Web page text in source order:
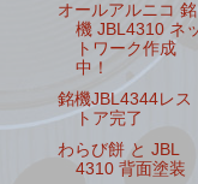
オールアルニコ 銘
機 JBL4310 ネ
トワーク作成
中！
銘機JBL4344レス
トア完了
わらび餅 と JBL
4310 背面塗装